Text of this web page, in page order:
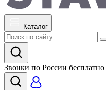
Каталог
Звонки по России бесплатно